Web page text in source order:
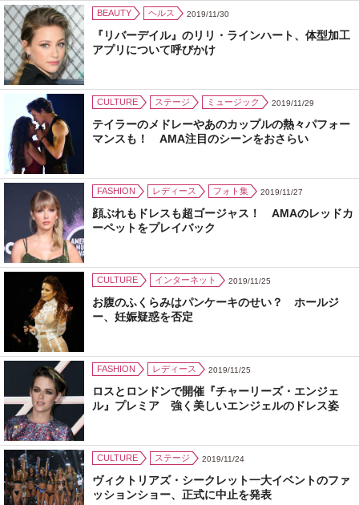
BEAUTY ヘルス 2019/11/30
『リバーデイル』のリリ・ラインハート、体型加工
アプリについて呼びかけ
CULTURE ステージ ミュージック 2019/11/29
テイラーのメドレーやあのカップルの熱々パフォー
マンスも！ AMA注目のシーンをおさらい
FASHION レディース フォト集 2019/11/27
顔ぶれもドレスも超ゴージャス！ AMAのレッドカ
ーペットをプレイバック
CULTURE インターネット 2019/11/25
お腹のふくらみはパンケーキのせい？ ホールジ
ー、妊娠疑惑を否定
FASHION レディース 2019/11/25
ロスとロンドンで開催『チャーリーズ・エンジェ
ル』プレミア 強く美しいエンジェルのドレス姿
CULTURE ステージ 2019/11/24
ヴィクトリアズ・シークレット一大イベントのファ
ッションショー、正式に中止を発表